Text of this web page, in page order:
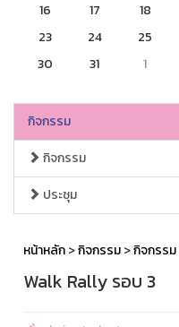
16
17 18
23
24 25
30
31 1
กิจกรรม
กิจกรรม
ประชุม
หน้าหลัก>กิจกรรม>กิจกรรม
Walk Rally รอบ 3